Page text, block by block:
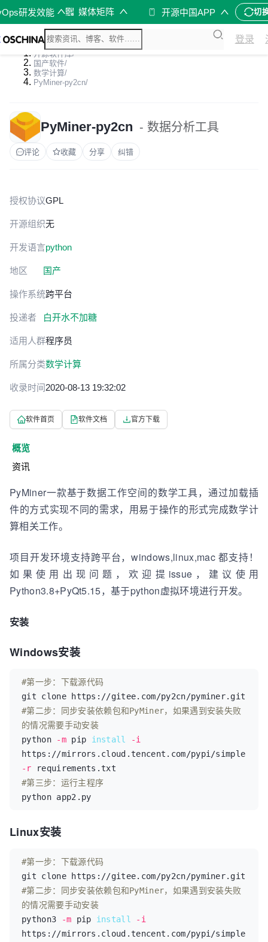
研发效能 媒体矩阵 开源中国APP 切
登录
开源软件库/
国产软件/
数学计算/
PyMiner-py2cn/
PyMiner-py2cn - 数据分析工具
评论 收藏 分享 纠错
授权协议GPL
开源组织无
开发语言python
地区 国产
操作系统跨平台
投递者 白开水不加糖
适用人群程序员
所属分类数学计算
收录时间2020-08-13 19:32:02
软件首页 软件文档 官方下载
概览
资讯
PyMiner一款基于数据工作空间的数学工具，通过加载插
件的方式实现不同的需求，用易于操作的形式完成数学计
算相关工作。
项目开发环境支持跨平台，windows,linux,mac 都支持！
如果使用出现问题，欢迎提issue，建议使用
Python3.8+PyQt5.15，基于python虚拟环境进行开发。
安装
Windows安装
#第一步：下载源代码
#第二步：同步安装依赖包和PyMiner，如果遇到安装失败
的情况需要手动安装
python
-m pip install
-i
-r
#第三步：运行主程序
python app2.py
Linux安装
#第一步：下载源代码
#第二步：同步安装依赖包和PyMiner，如果遇到安装失败
的情况需要手动安装
python3
-m pip install
-i